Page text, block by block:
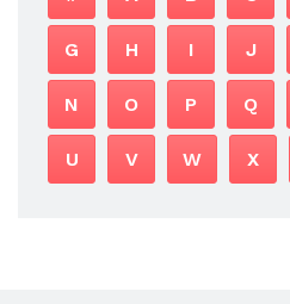
G H I J
N O P Q
U V W X